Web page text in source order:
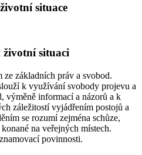
situace
situaci
základních práv a svobod.
k využívání svobody projevu a
výměně informací a názorů a k
záležitostí vyjádřením postojů a
se rozumí zejména schůze,
na veřejných místech.
povinnosti.